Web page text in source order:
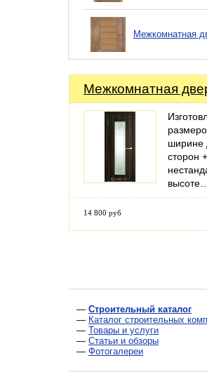
Межкомнатная
Межкомнатная
ширине
сторон
высоте…
14 800 руб
— Строительный каталог
— Каталог строительных
— Товары и услуги
— Статьи и обзоры
— Фотогалереи